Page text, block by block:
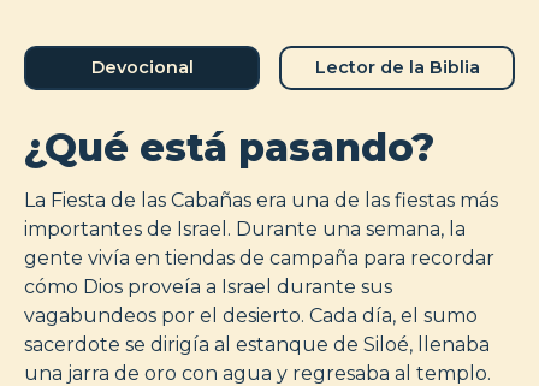
Devocional Lector de la Biblia
¿Qué está pasando?
La Fiesta de las Cabañas era una de las fiestas más
importantes de Israel. Durante una semana, la
gente vivía en tiendas de campaña para recordar
cómo Dios proveía a Israel durante sus
vagabundeos por el desierto. Cada día, el sumo
sacerdote se dirigía al estanque de Siloé, llenaba
una jarra de oro con agua y regresaba al templo.